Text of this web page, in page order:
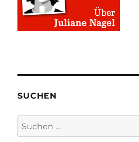
SUCHEN
Suchen
nach: